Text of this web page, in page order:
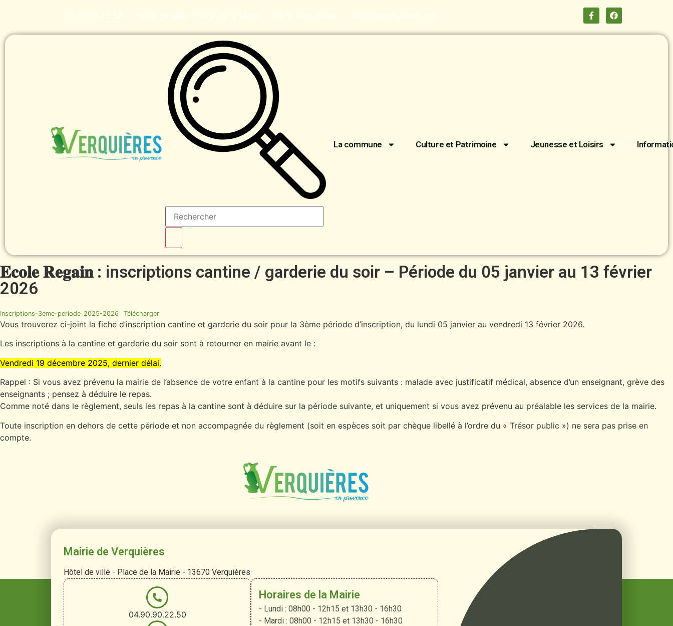
04.90.90.22.50 Hôtel de ville - Place de la Mairie - 13670 Verquières mairie@verquieres.com
La commune Culture et Patrimoine Jeunesse et Loisirs
𝐄𝐜𝐨𝐥𝐞 𝐑𝐞𝐠𝐚𝐢𝐧 : inscriptions cantine / garderie du soir – Période du 05 janvier au 13 février
2026
Inscriptions-3eme-periode_2025-2026 Télécharger
Vous trouverez ci-joint la fiche d’inscription cantine et garderie du soir pour la 3ème période d’inscription, du lundi 05 janvier au vendredi 13 février 2026.
Les inscriptions à la cantine et garderie du soir sont à retourner en mairie avant le :
Vendredi 19 décembre 2025, dernier délai.
Rappel : Si vous avez prévenu la mairie de l’absence de votre enfant à la cantine pour les motifs suivants : malade avec justificatif médical, absence d’un enseignant, grève des
enseignants ; pensez à déduire le repas.
Comme noté dans le règlement, seuls les repas à la cantine sont à déduire sur la période suivante, et uniquement si vous avez prévenu au préalable les services de la mairie.
Toute inscription en dehors de cette période et non accompagnée du règlement (soit en espèces soit par chèque libellé à l’ordre du « Trésor public ») ne sera pas prise en
compte.
Mairie de Verquières
Hôtel de ville - Place de la Mairie - 13670 Verquières
04.90.90.22.50
Horaires de la Mairie
- Lundi : 08h00 - 12h15 et 13h30 - 16h30
- Mardi : 08h00 - 12h15 et 13h30 - 16h30